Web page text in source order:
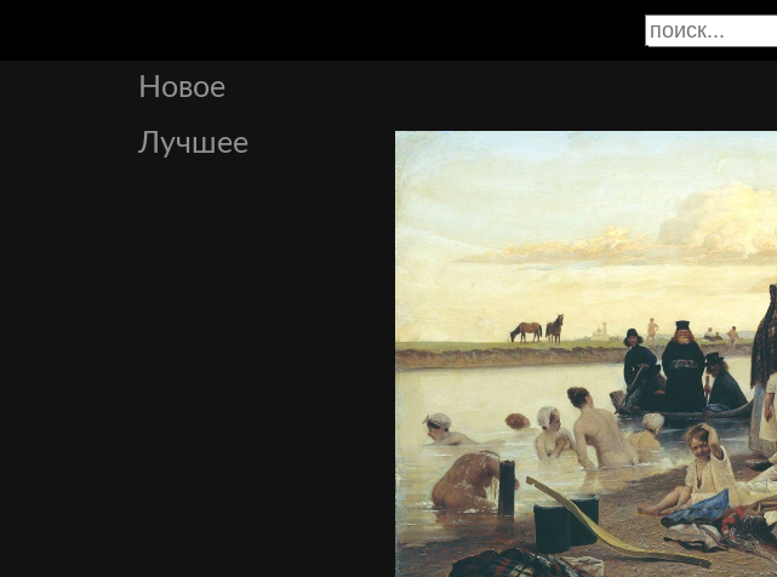
Новое
Лучшее